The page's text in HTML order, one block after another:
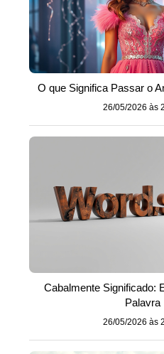
O que Significa Passar o
26/05/2026 às
Cabalmente Significado:
Palavra
26/05/2026 às